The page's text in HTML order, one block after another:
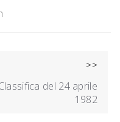
>>
del 24 aprile
1982